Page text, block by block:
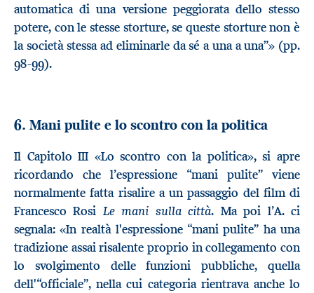
automatica di una versione peggiorata dello stesso
potere, con le stesse storture, se queste storture non è
la società stessa ad eliminarle da sé a una a una”» (pp.
98-99).
6. Mani pulite e lo scontro con la politica
Il Capitolo III «Lo scontro con la politica», si apre
ricordando che l’espressione “mani pulite” viene
normalmente fatta risalire a un passaggio del film di
Francesco Rosi Le mani sulla città. Ma poi l’A. ci
segnala: «In realtà l'espressione “mani pulite” ha una
tradizione assai risalente proprio in collegamento con
lo svolgimento delle funzioni pubbliche, quella
dell'“officiale”, nella cui categoria rientrava anche lo